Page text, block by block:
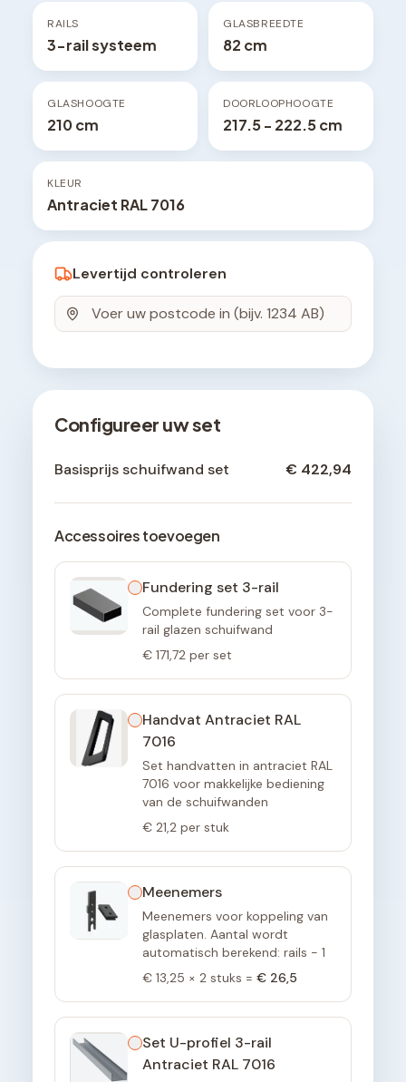
RAILS
3-rail systeem
GLASBREEDTE
82 cm
GLASHOOGTE
210 cm
DOORLOOPHOOGTE
217.5 - 222.5 cm
KLEUR
Antraciet RAL 7016
Levertijd controleren
Configureer uw set
Basisprijs schuifwand set € 422,94
Accessoires toevoegen
Fundering set 3-rail
Complete fundering set voor 3-
rail glazen schuifwand
€ 171,72 per set
Handvat Antraciet RAL
7016
Set handvatten in antraciet RAL
7016 voor makkelijke bediening
van de schuifwanden
€ 21,2 per stuk
Meenemers
Meenemers voor koppeling van
glasplaten. Aantal wordt
automatisch berekend: rails - 1
€ 13,25 × 2 stuks = € 26,5
Set U-profiel 3-rail
Antraciet RAL 7016